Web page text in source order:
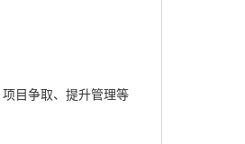
目争取、提升管理等